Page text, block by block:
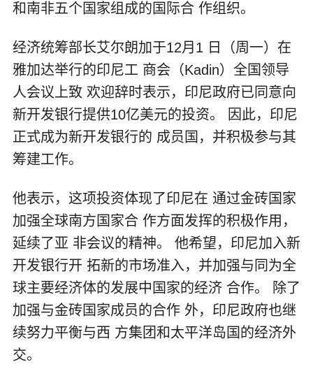
和南非五个国家组成的国际合 作组织。
经济统筹部长艾尔朗加于12月1 日（周一）在
雅加达举行的印尼工 商会（Kadin）全国领导
人会议上致 欢迎辞时表示，印尼政府已同意向
新开发银行提供10亿美元的投资。 因此，印尼
正式成为新开发银行的 成员国，并积极参与其
筹建工作。
他表示，这项投资体现了印尼在 通过金砖国家
加强全球南方国家合 作方面发挥的积极作用，
延续了亚 非会议的精神。 他希望，印尼加入新
开发银行开 拓新的市场准入，并加强与同为全
球主要经济体的发展中国家的经济 合作。 除了
加强与金砖国家成员的合作 外，印尼政府也继
续努力平衡与西 方集团和太平洋岛国的经济外
交。